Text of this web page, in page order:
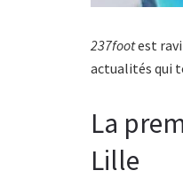
237footest ravi
actualités qui
La
Lille